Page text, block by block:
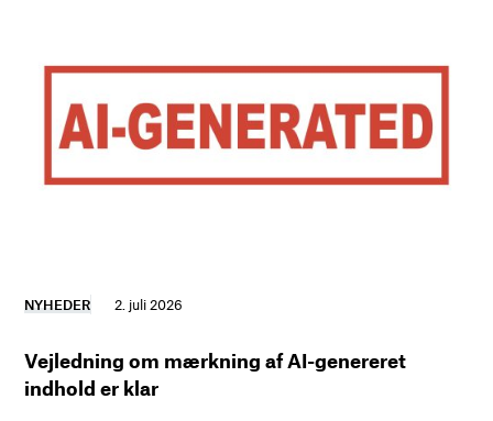
NYHEDER 2. juli 2026
Vejledning om mærkning af AI-genereret
indhold er klar